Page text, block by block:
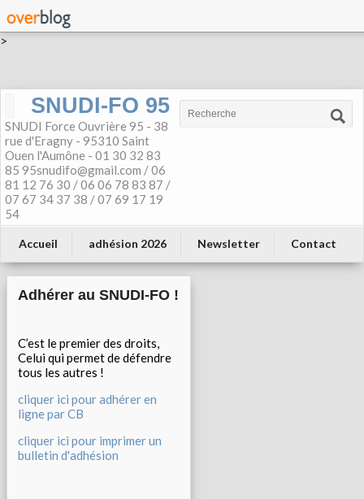
>
SNUDI-FO 95
SNUDI Force Ouvrière 95 - 38
rue d'Eragny - 95310 Saint
Ouen l'Aumône - 01 30 32 83
85 95snudifo@gmail.com / 06
81 12 76 30 / 06 06 78 83 87 /
07 67 34 37 38 / 07 69 17 19
54
Accueil adhésion 2026 Newsletter Contact
Adhérer au SNUDI-FO !
C’est le premier des droits,
Celui qui permet de défendre
tous les autres !
cliquer ici pour adhérer en
ligne par CB
cliquer ici pour imprimer un
bulletin d'adhésion